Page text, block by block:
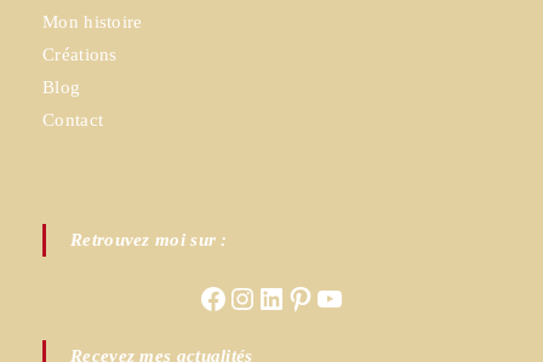
Mon histoire
Créations
Blog
Contact
Retrouvez moi sur :
FacebookInstagram
LinkedIn
PinterestYouTube
Recevez mes actualités